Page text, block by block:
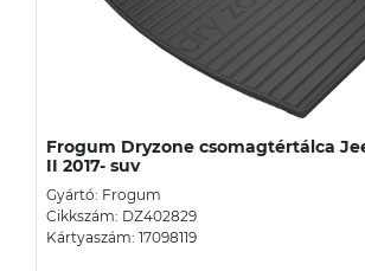
Frogum Dryzone csomagtértálca
II 2017- suv
Gyártó: Frogum
Cikkszám: DZ402829
Kártyaszám: 17098119